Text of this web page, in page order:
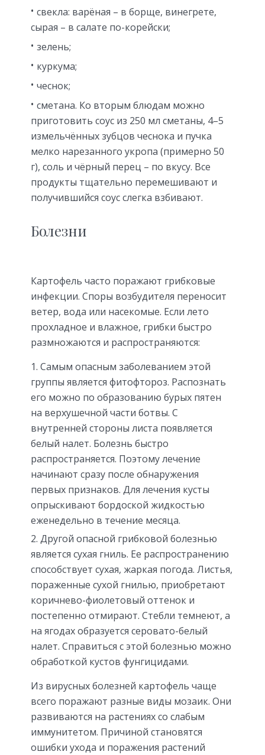
свекла: варёная – в борще, винегрете,
сырая – в салате по-корейски;
зелень;
куркума;
чеснок;
сметана. Ко вторым блюдам можно
приготовить соус из 250 мл сметаны, 4–5
измельчённых зубцов чеснока и пучка
мелко нарезанного укропа (примерно 50
г), соль и чёрный перец – по вкусу. Все
продукты тщательно перемешивают и
получившийся соус слегка взбивают.
Болезни
Картофель часто поражают грибковые
инфекции. Споры возбудителя переносит
ветер, вода или насекомые. Если лето
прохладное и влажное, грибки быстро
размножаются и распространяются:
Самым опасным заболеванием этой
группы является фитофтороз. Распознать
его можно по образованию бурых пятен
на верхушечной части ботвы. С
внутренней стороны листа появляется
белый налет. Болезнь быстро
распространяется. Поэтому лечение
начинают сразу после обнаружения
первых признаков. Для лечения кусты
опрыскивают бордоской жидкостью
еженедельно в течение месяца.
Другой опасной грибковой болезнью
является сухая гниль. Ее распространению
способствует сухая, жаркая погода. Листья,
пораженные сухой гнилью, приобретают
коричнево-фиолетовый оттенок и
постепенно отмирают. Стебли темнеют, а
на ягодах образуется серовато-белый
налет. Справиться с этой болезнью можно
обработкой кустов фунгицидами.
Из вирусных болезней картофель чаще
всего поражают разные виды мозаик. Они
развиваются на растениях со слабым
иммунитетом. Причиной становятся
ошибки ухода и поражения растений